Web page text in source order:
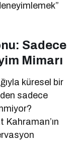
Sadece
Mimarı
küresel bir
sadece